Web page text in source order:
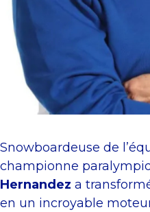
Snowboardeuse de
championne
Hernandez a
en un incroyable